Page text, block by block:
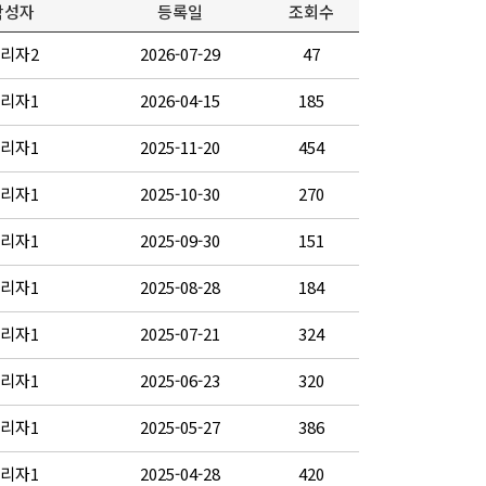
자 등록일
조회수
자2
2026-07-29 47
자1 2026-04-15 185
자1 2025-11-20 454
자1 2025-10-30 270
자1 2025-09-30 151
자1 2025-08-28 184
자1 2025-07-21 324
자1 2025-06-23 320
자1 2025-05-27 386
자1 2025-04-28 420